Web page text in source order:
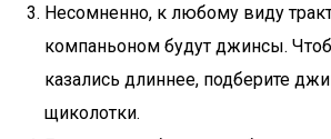
Несомненно, к любому виду
компаньоном будут джинсы.
казались длиннее, подберите
щиколотки.